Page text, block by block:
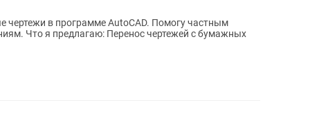
чертежи в программе AutoCAD. Помогу частным
Что я предлагаю: Перенос чертежей с бумажных